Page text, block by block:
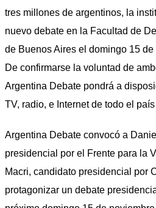
tres millones de argentinos, la
nuevo debate en la Facultad de
de Buenos Aires el domingo 15
De confirmarse la voluntad de
Argentina Debate pondrá a
TV, radio, e Internet de todo el
Argentina Debate convocó a
presidencial por el Frente para la
Macri, candidato presidencial por
protagonizar un debate